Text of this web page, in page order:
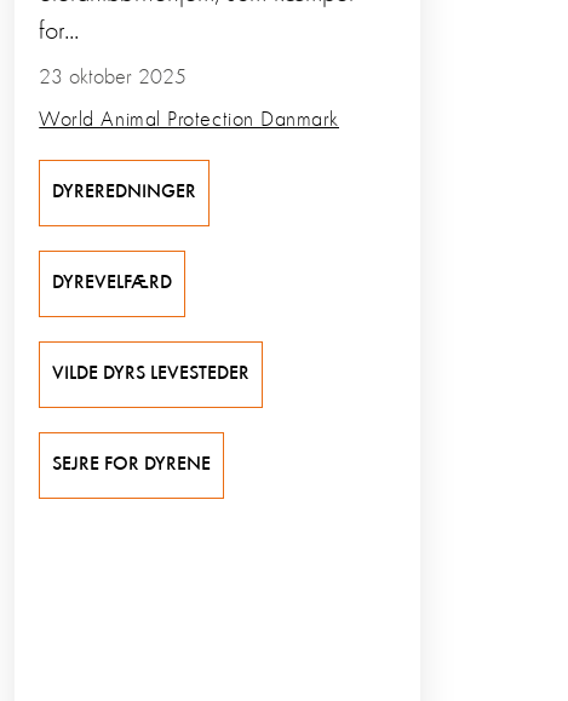
23 oktober 2025
World Animal Protection Danmark
for...
DYREREDNINGER
DYREVELFÆRD
VILDE DYRS LEVESTEDER
SEJRE FOR DYRENE